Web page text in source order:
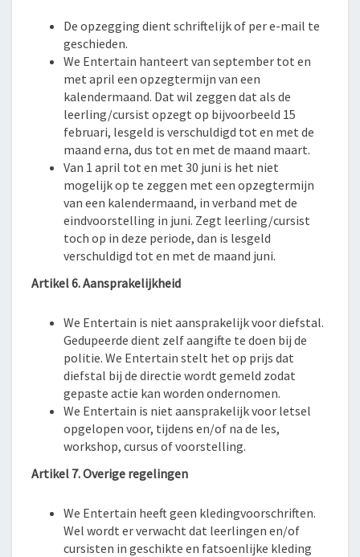
De opzegging dient schriftelijk of per e-mail te
geschieden.
We Entertain hanteert van september tot en
met april een opzegtermijn van een
kalendermaand. Dat wil zeggen dat als de
leerling/cursist opzegt op bijvoorbeeld 15
februari, lesgeld is verschuldigd tot en met de
maand erna, dus tot en met de maand maart.
Van 1 april tot en met 30 juni is het niet
mogelijk op te zeggen met een opzegtermijn
van een kalendermaand, in verband met de
eindvoorstelling in juni. Zegt leerling/cursist
toch op in deze periode, dan is lesgeld
verschuldigd tot en met de maand juni.
Artikel 6. Aansprakelijkheid
We Entertain is niet aansprakelijk voor diefstal.
Gedupeerde dient zelf aangifte te doen bij de
politie. We Entertain stelt het op prijs dat
diefstal bij de directie wordt gemeld zodat
gepaste actie kan worden ondernomen.
We Entertain is niet aansprakelijk voor letsel
opgelopen voor, tijdens en/of na de les,
workshop, cursus of voorstelling.
Artikel 7. Overige regelingen
We Entertain heeft geen kledingvoorschriften.
Wel wordt er verwacht dat leerlingen en/of
cursisten in geschikte en fatsoenlijke kleding